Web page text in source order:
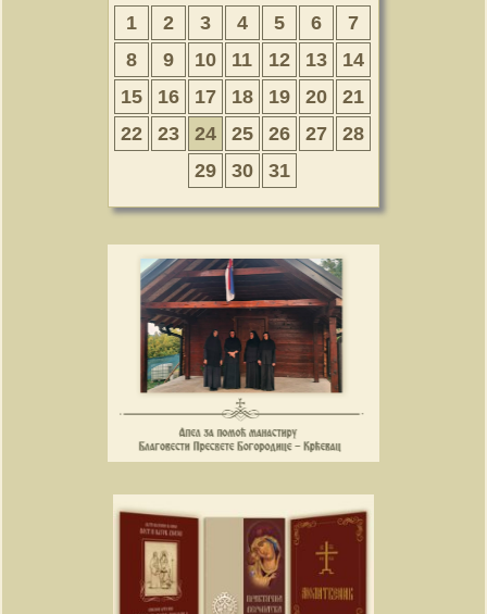
1 2 3 4 5 6
7
8
9 10 11 12 13
14
15
16 17 18 19 20
21
22
23 24 25 26 27
28
29
30 31